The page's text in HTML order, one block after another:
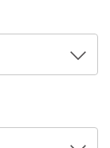
podem